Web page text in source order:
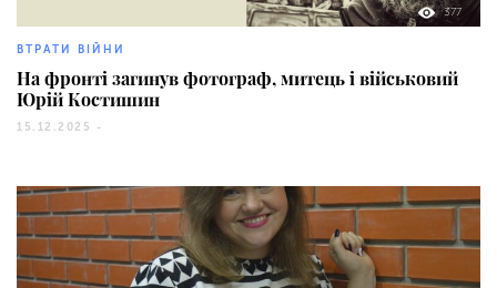
377
ВТРАТИ ВІЙНИ
На фронті загинув фотограф, митець і військовий
Юрій Костишин
15.12.2025 -